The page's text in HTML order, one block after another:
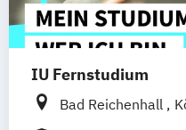
IU Fernstudium
Bad Reichenhall